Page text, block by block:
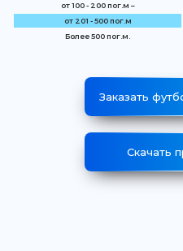
от 100 - 200 пог.м –
от 201 - 500 пог.м
Более 500 пог.м.
Заказать
Скачать